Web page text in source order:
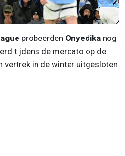
probeerden Onyedika nog
tijdens de mercato op de
vertrek in de winter uitgesloten